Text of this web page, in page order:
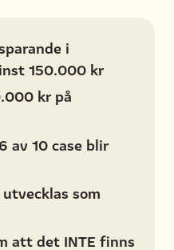
i
150.000 kr
kr på
av 10 case blir
som
att det INTE finns